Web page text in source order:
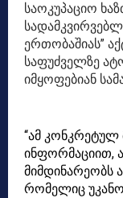
საოკუპაციო
ერთობაშიას”
საფუძველზე
იმყოფებიან
“ამ
ინფორმაციით,
მიმდინარეობს
რომელიც